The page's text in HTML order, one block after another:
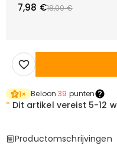
7,98 €18,00 €
1× Beloon39 punten
* Dit artikel vereist 5-12
Productomschrijvingen